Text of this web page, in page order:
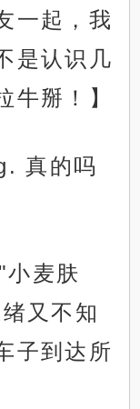
一起，我
是认识几
牛掰！】
真的吗
麦肤
又不知
子到达所